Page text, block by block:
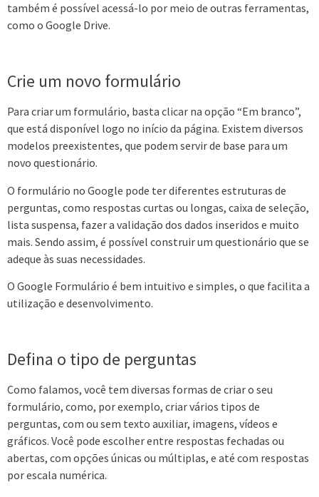
também é possível acessá-lo por meio de outras ferramentas,
como o Google Drive.
Crie um novo formulário
Para criar um formulário, basta clicar na opção “Em branco”,
que está disponível logo no início da página. Existem diversos
modelos preexistentes, que podem servir de base para um
novo questionário.
O formulário no Google pode ter diferentes estruturas de
perguntas, como respostas curtas ou longas, caixa de seleção,
lista suspensa, fazer a validação dos dados inseridos e muito
mais. Sendo assim, é possível construir um questionário que se
adeque às suas necessidades.
O Google Formulário é bem intuitivo e simples, o que facilita a
utilização e desenvolvimento.
Defina o tipo de perguntas
Como falamos, você tem diversas formas de criar o seu
formulário, como, por exemplo, criar vários tipos de
perguntas, com ou sem texto auxiliar, imagens, vídeos e
gráficos. Você pode escolher entre respostas fechadas ou
abertas, com opções únicas ou múltiplas, e até com respostas
por escala numérica.